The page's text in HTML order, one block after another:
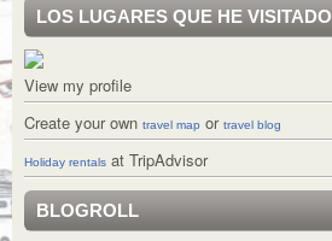
LOS LUGARES QUE HE VISITADO
View my profile
Create your own travel map or travel blog
Holiday rentals at TripAdvisor
BLOGROLL